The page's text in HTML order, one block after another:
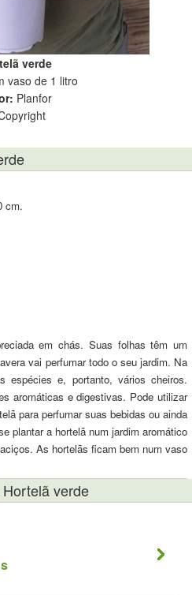
verde
vaso de 1 litro
Planfor
cm.
em chás. Suas folhas têm um
vai perfumar todo o seu jardim. Na
espécies e, portanto, vários cheiros.
aromáticas e digestivas. Pode utilizar
para perfumar suas bebidas ou ainda
plantar a hortelã num jardim aromático
As hortelãs ficam bem num vaso
verde